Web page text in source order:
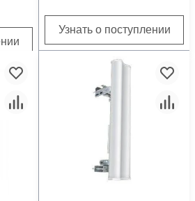
Узнать о поступлении